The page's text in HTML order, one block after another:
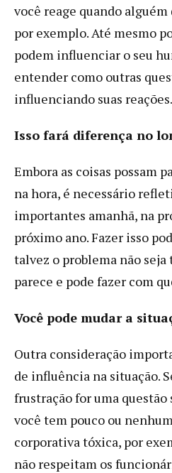
você reage quando
por exemplo. Até mesmo
podem influenciar o seu
entender como outras
influenciando suas reações.
Isso fará diferença no
Embora as coisas possam
na hora, é necessário
importantes amanhã, na
próximo ano. Fazer isso
talvez o problema não seja
parece e pode fazer com
Você pode mudar a
Outra consideração
de influência na situação.
frustração for uma questão
você tem pouco ou
corporativa tóxica, por
não respeitam os